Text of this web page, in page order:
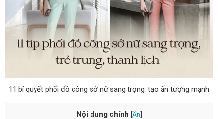
11 bí quyết phối đồ công sở nữ sang trọng, tạo ấn tượng mạnh
Nội dung chính [Ẩn]